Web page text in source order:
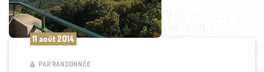
11 août 2014
PAR RANDONNÉE